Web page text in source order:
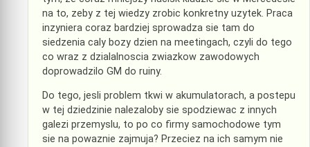
na to, zeby z tej wiedzy zrobic konkretny uzytek. Praca
inzyniera coraz bardziej sprowadza sie tam do
siedzenia caly bozy dzien na meetingach, czyli do tego
co wraz z dzialalnoscia zwiazkow zawodowych
doprowadzilo GM do ruiny.
Do tego, jesli problem tkwi w akumulatorach, a postepu
w tej dziedzinie nalezaloby sie spodziewac z innych
galezi przemyslu, to po co firmy samochodowe tym
sie na powaznie zajmuja? Przeciez na ich samym nie